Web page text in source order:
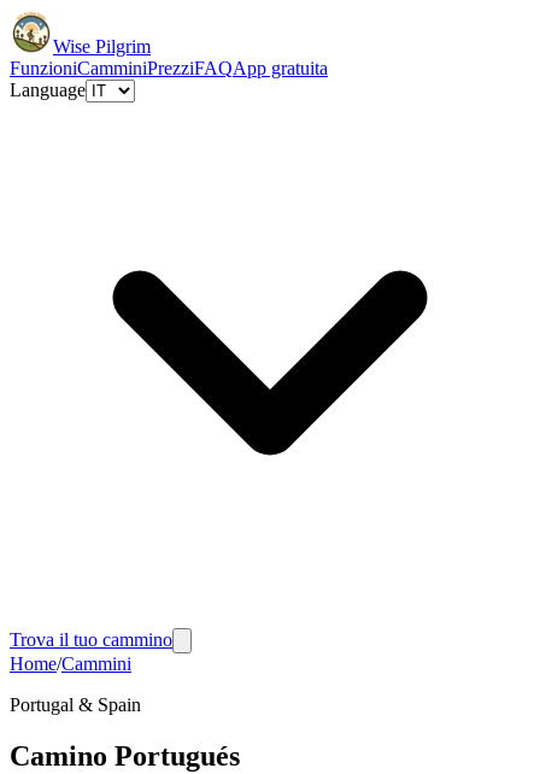
Wise Pilgrim
FunzioniCamminiPrezziFAQApp gratuita
Language
Trova il tuo cammino
Home/Cammini
Portugal & Spain
Camino Portugués